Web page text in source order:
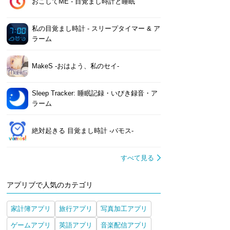
私の目覚まし時計 - スリープタイマー & ア
ラーム
MakeS ‐おはよう、私のセイ‐
Sleep Tracker: 睡眠記録・いびき録音・ア
ラーム
絶対起きる 目覚まし時計 -バモス-
すべて見る
アプリブで人気のカテゴリ
家計簿アプリ 旅行アプリ 写真加工アプリ
ゲームアプリ 英語アプリ 音楽配信アプリ